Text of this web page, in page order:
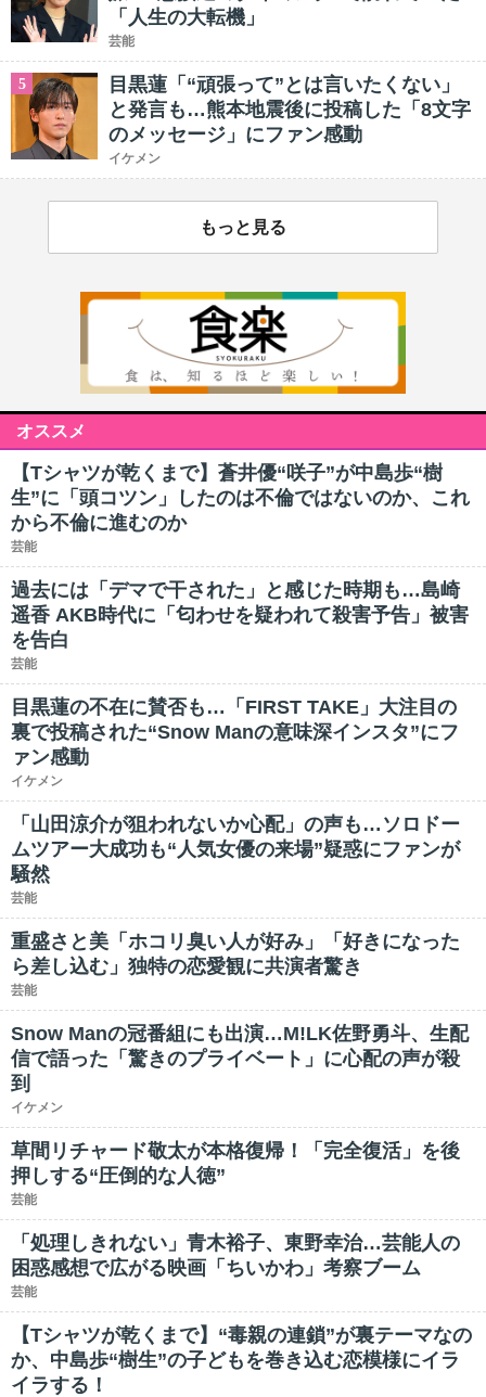
「人生の大転機」
芸能
5
目黒蓮「“頑張って”とは言いたくない」
と発言も…熊本地震後に投稿した「8文字
のメッセージ」にファン感動
イケメン
もっと見る
オススメ
【Tシャツが乾くまで】蒼井優“咲子”が中島歩“樹
生”に「頭コツン」したのは不倫ではないのか、これ
から不倫に進むのか
芸能
過去には「デマで干された」と感じた時期も…島崎
遥香 AKB時代に「匂わせを疑われて殺害予告」被害
を告白
芸能
目黒蓮の不在に賛否も…「FIRST TAKE」大注目の
裏で投稿された“Snow Manの意味深インスタ”にフ
ァン感動
イケメン
「山田涼介が狙われないか心配」の声も…ソロドー
ムツアー大成功も“人気女優の来場”疑惑にファンが
騒然
芸能
重盛さと美「ホコリ臭い人が好み」「好きになった
ら差し込む」独特の恋愛観に共演者驚き
芸能
Snow Manの冠番組にも出演…M!LK佐野勇斗、生配
信で語った「驚きのプライベート」に心配の声が殺
到
イケメン
草間リチャード敬太が本格復帰！「完全復活」を後
押しする“圧倒的な人徳”
芸能
「処理しきれない」青木裕子、東野幸治…芸能人の
困惑感想で広がる映画「ちいかわ」考察ブーム
芸能
【Tシャツが乾くまで】“毒親の連鎖”が裏テーマなの
か、中島歩“樹生”の子どもを巻き込む恋模様にイラ
イラする！